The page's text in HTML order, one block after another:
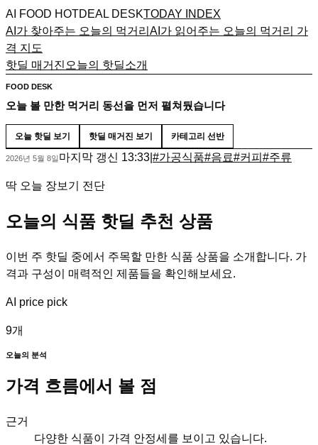
AI FOOD HOTDEAL DESKTODAY INDEX
AI가 찾아주는 오늘의 먹거리 AI가 읽어주는 오늘의 먹거리 가
격 지도
핫딜 매거진 오늘의 핫딜소개
FOOD DESK
오늘 볼 만한 먹거리 동선을 먼저 펼쳐뒀습니다
오늘 핫딜 보기 핫딜 매거진 보기 카테고리 선반
2026년 5월 8일 마지막 갱신 13:33 #가공식품#음료#커피 #주류
딱 오늘 장보기 전단
오늘의 식품 핫딜 추천 상품
이번 주 핫딜 중에서 주목할 만한 식품 상품을 소개합니다. 가
격과 구성이 매력적인 제품들을 확인해보세요.
AI price pick
9개
오늘의 분석
가격 흐름에서 볼 점
근거
다양한 식품이 가격 안정세를 보이고 있습니다.